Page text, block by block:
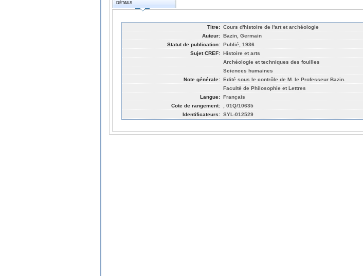
DÉTAILS
Titre: Cours d'histoire de l'art et archéologie
Auteur: Bazin, Germain
Statut de publication: Publié, 1936
Sujet CREF: Histoire et arts
Archéologie et techniques des fouilles
Sciences humaines
Note générale: Edité sous le contrôle de M. le Professeur Bazin.
Faculté de Philosophie et Lettres
Langue: Français
Cote de rangement:
, 01Q/10635
Identificateurs: SYL-012529